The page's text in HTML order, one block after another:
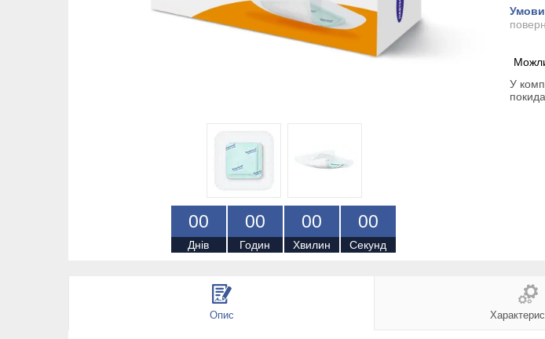
00
Днів
00
Годин
00
Хвилин
00
Секунд
У
Опис